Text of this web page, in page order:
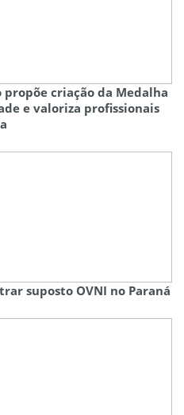
criação da Medalha
e valoriza profissionais
suposto OVNI no Paraná